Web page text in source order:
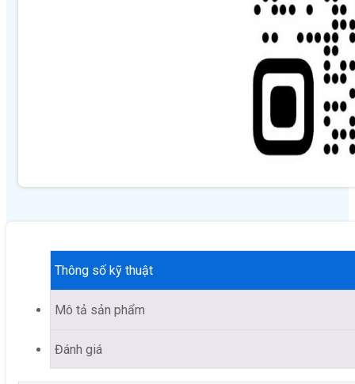
Thông số kỹ thuật
Mô tả sản phẩm
Đánh giá